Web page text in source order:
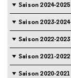
Saison 2024-2025
Saison 2023-2024
Saison 2022-2023
Saison 2021-2022
Saison 2020-2021